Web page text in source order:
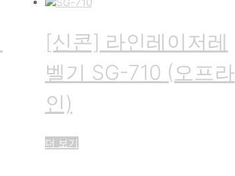
[신콘] 라인레이저레
벨기 SG-710 (오프라
인)
더 보기